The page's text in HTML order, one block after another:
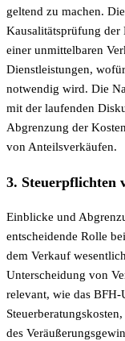
geltend zu machen.
Kausalitätsprüfung der
einer unmittelbaren
Dienstleistungen,
notwendig wird. Die
mit der laufenden
Abgrenzung der
von Anteilsverkäufen.
3. Steuerpflichten
Einblicke und
entscheidende Rolle
dem Verkauf
Unterscheidung von
relevant, wie das
des